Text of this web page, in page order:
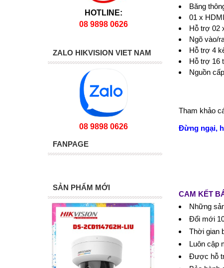
Băng
01 x
Hỗ trợ 02
Ngõ vào/
Hỗ trợ 4
Hỗ trợ 16
Nguồn
Tham khảo
Đừng ngại,
CAM KẾT
Những
Đổi mới
Thời gian
Luôn cập
Được hỗ
HOTLINE:
08 9898 0626
ZALO HIKVISION VIET NAM
08 9898 0626
FANPAGE
SẢN PHẨM MỚI